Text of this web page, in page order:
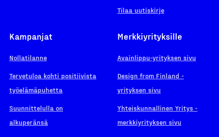
Tilaa uutiskirje
Kampanjat
Nollatilanne
Tervetuloa kohti positiivista
työelämäpuhetta
Suunnittelulla on
alkuperänsä
Merkkiyrityksille
Avainlippu-yrityksen sivu
Design from Finland -
yrityksen sivu
Yhteiskunnallinen Yritys -
merkkiyrityksen sivu